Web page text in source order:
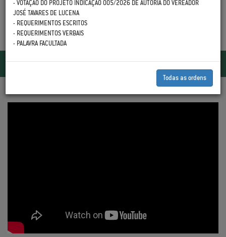
Toggle
- VOTAÇÃO DO PROJETO INDICAÇÃO 005/2026 DE AUTORIA DO VEREADOR
JOSÉ TAVARES DE LUCENA
- REQUERIMENTOS ESCRITOS
- REQUERIMENTOS VERBAIS
- PALAVRA FACULTADA
Todas as ordens